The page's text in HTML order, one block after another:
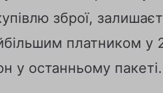
зброї,
платником у
у останньому пакеті.